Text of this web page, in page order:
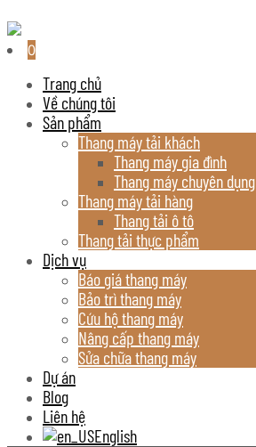
0
Trang chủ
Về chúng tôi
Sản phẩm
Thang máy tải khách
Thang máy gia đình
Thang máy chuyên dụng
Thang máy tải hàng
Thang tải ô tô
Thang tải thực phẩm
Dịch vụ
Báo giá thang máy
Bảo trì thang máy
Cứu hộ thang máy
Nâng cấp thang máy
Sửa chữa thang máy
Dự án
Blog
Liên hệ
English